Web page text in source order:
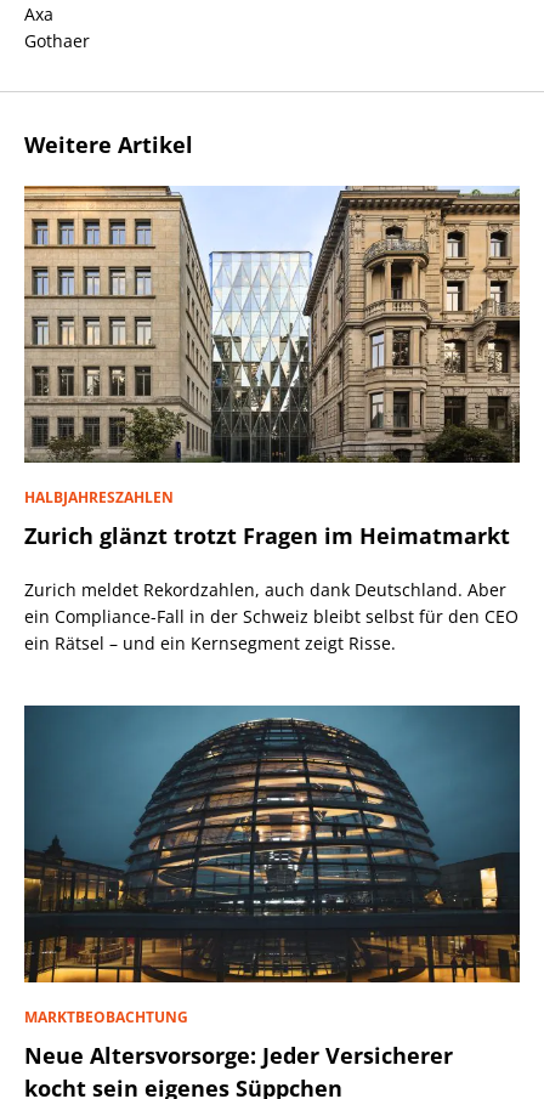
Axa
Gothaer
Weitere Artikel
HALBJAHRESZAHLEN
Zurich glänzt trotzt Fragen im Heimatmarkt
Zurich meldet Rekordzahlen, auch dank Deutschland. Aber
ein Compliance-Fall in der Schweiz bleibt selbst für den CEO
ein Rätsel – und ein Kernsegment zeigt Risse.
MARKTBEOBACHTUNG
Neue Altersvorsorge: Jeder Versicherer
kocht sein eigenes Süppchen